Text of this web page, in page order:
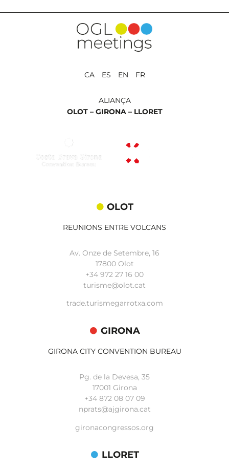
CA ES EN FR
ALIANÇA
OLOT – GIRONA – LLORET
OLOT
REUNIONS ENTRE VOLCANS
Av. Onze de Setembre, 16
17800 Olot
+34 972 27 16 00
turisme@olot.cat
trade.turismegarrotxa.com
GIRONA
GIRONA CITY CONVENTION BUREAU
Pg. de la Devesa, 35
17001 Girona
+34 872 08 07 09
nprats@ajgirona.cat
gironacongressos.org
LLORET